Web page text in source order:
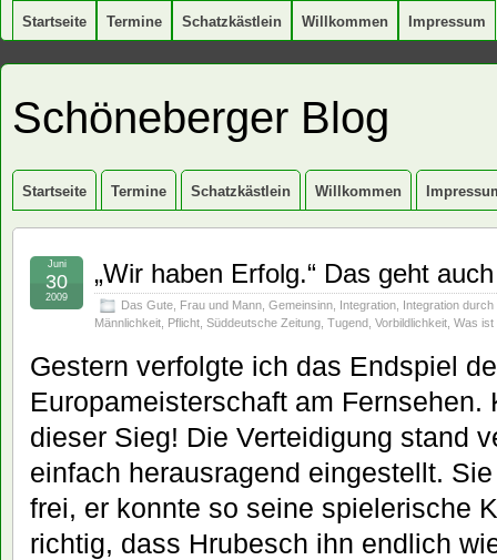
Startseite Termine Schatzkästlein Willkommen Impressum
Schöneberger Blog
Startseite Termine Schatzkästlein Willkommen
„Wir haben Erfolg.“ Das geht
Das Gute Frau und Mann Gemeinsinn Integration Integration durch
Männlichkeit Pflicht Süddeutsche Zeitung Tugend Vorbildlichkeit Was ist
Juni
30
2009
Gestern verfolgte ich das Endspiel
Europameisterschaft am
dieser Sieg! Die Verteidigung stand
einfach herausragend eingestellt.
frei, er konnte so seine spielerische
richtig, dass Hrubesch ihn endlich